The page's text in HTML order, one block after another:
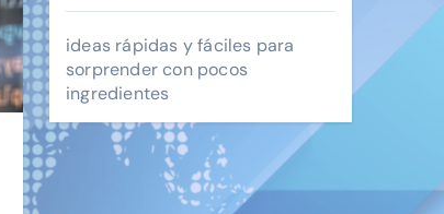
ideas rápidas y fáciles para
sorprender con pocos
ingredientes